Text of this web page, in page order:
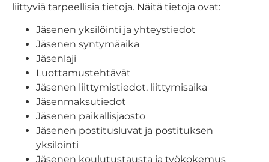
liittyviä tarpeellisia tietoja. Näitä tietoja ovat:
Jäsenen yksilöinti ja yhteystiedot
Jäsenen syntymäaika
Jäsenlaji
Luottamustehtävät
Jäsenen liittymistiedot, liittymisaika
Jäsenmaksutiedot
Jäsenen paikallisjaosto
Jäsenen postitusluvat ja postituksen
yksilöinti
Jäsenen koulutustausta ja työkokemus